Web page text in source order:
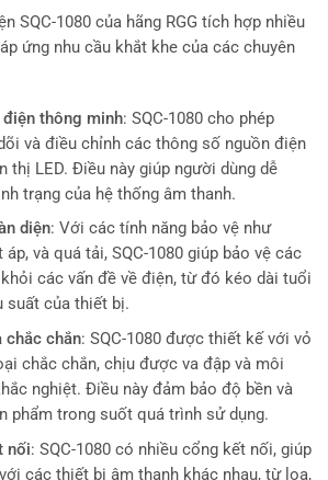
SQC-1080 của hãng RGG tích hợp nhiều
ứng nhu cầu khắt khe của các chuyên
thông minh: SQC-1080 cho phép
và điều chỉnh các thông số nguồn điện
thị LED. Điều này giúp người dùng dễ
trạng của hệ thống âm thanh.
diện: Với các tính năng bảo vệ như
và quá tải, SQC-1080 giúp bảo vệ các
các vấn đề về điện, từ đó kéo dài tuổi
suất của thiết bị.
chắc chắn: SQC-1080 được thiết kế với vỏ
chắc chắn, chịu được va đập và môi
nghiệt. Điều này đảm bảo độ bền và
phẩm trong suốt quá trình sử dụng.
nối: SQC-1080 có nhiều cổng kết nối, giúp
các thiết bị âm thanh khác nhau, từ loa,